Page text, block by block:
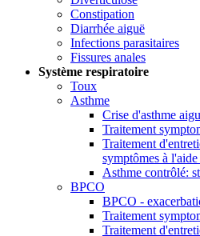
Constipation
Diarrhée aiguë
Infections parasitaires
Fissures anales
Système respiratoire
Toux
Asthme
Crise d'asthme
Traitement
Traitement
symptômes à
Asthme contrôlé:
BPCO
BPCO -
Traitement
Traitement